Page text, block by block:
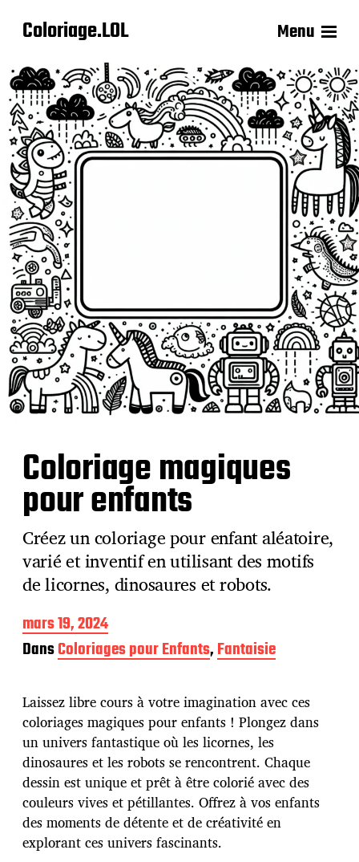
Coloriage.LOL Menu
Coloriage magiques
pour enfants
Créez un coloriage pour enfant aléatoire,
varié et inventif en utilisant des motifs
de licornes, dinosaures et robots.
D
a
t
e
p
u
b
l
i
c
a
t
i
mars 19, 2024
DansColoriages pour Enfants,Fantaisie
Laissez libre cours à votre imagination avec ces
coloriages magiques pour enfants ! Plongez dans
un univers fantastique où les licornes, les
dinosaures et les robots se rencontrent. Chaque
dessin est unique et prêt à être colorié avec des
couleurs vives et pétillantes. Offrez à vos enfants
des moments de détente et de créativité en
explorant ces univers fascinants.